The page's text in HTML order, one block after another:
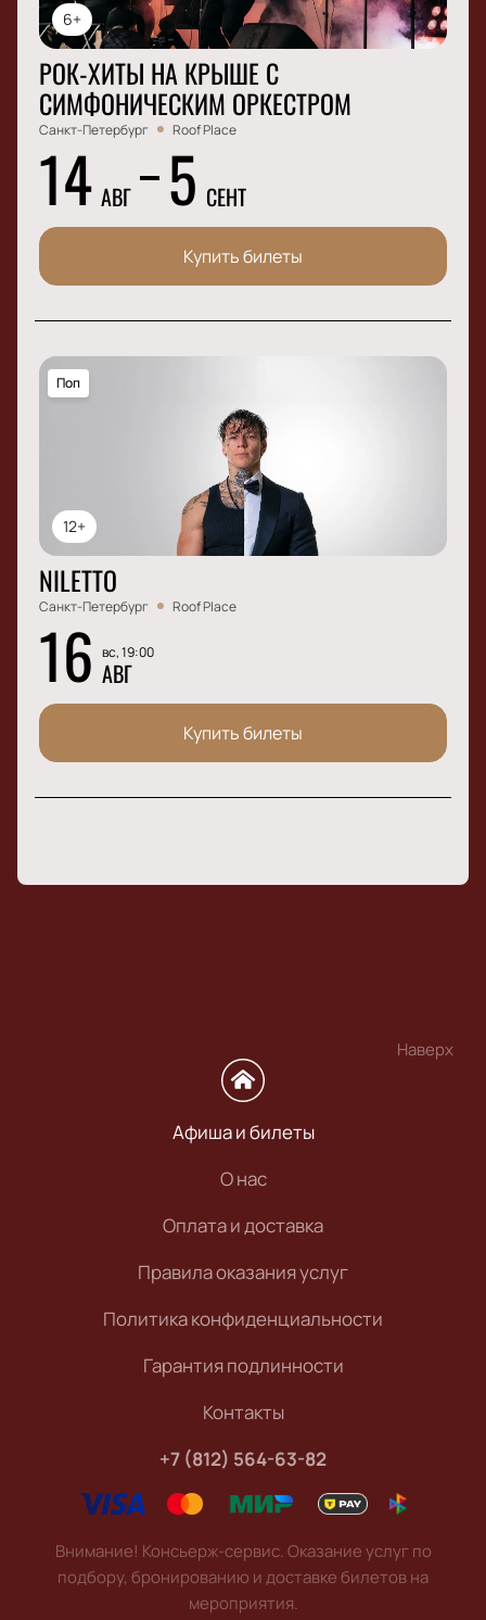
6+
РОК-ХИТЫ НА КРЫШЕ С
СИМФОНИЧЕСКИМ ОРКЕСТРОМ
Санкт-Петербург Roof Place
14 АВГ 5 СЕНТ
Купить билеты
12+
Поп
NILETTO
Санкт-Петербург Roof Place
16 вс, 19:00
АВГ
Купить билеты
Наверх
Афиша и билеты
О нас
Оплата и доставка
Правила оказания услуг
Политика конфиденциальности
Гарантия подлинности
Контакты
+7 (812) 564-63-82
Внимание! Консьерж-сервис. Оказание услуг по
подбору, бронированию и доставке билетов на
мероприятия.